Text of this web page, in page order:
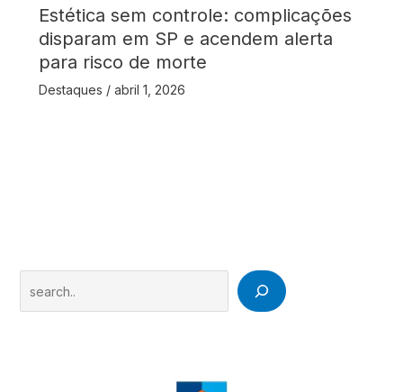
Estética sem controle: complicações
disparam em SP e acendem alerta
para risco de morte
Destaques / abril 1, 2026